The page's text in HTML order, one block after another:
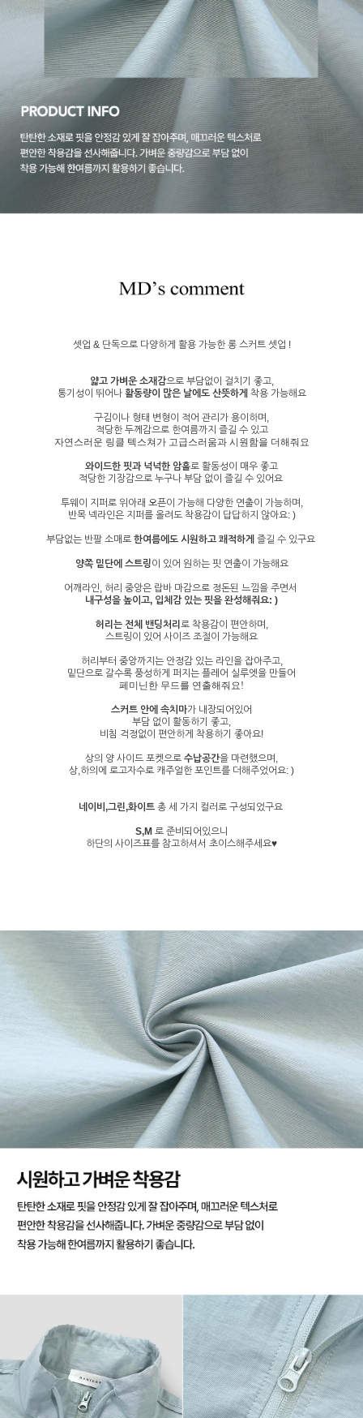
셋업 & 단독으로 다양하게 활용 가능한 롱 스커트 셋업 !
얇고 가벼운 소재감으로 부담없이 걸치기 좋고,
통기성이 뛰어나 활동량이 많은 날에도 산뜻하게 착용 가능해요
구김이나 형태 변형이 적어 관리가 용이하며,
적당한 두께감으로 한여름까지 즐길 수 있고
자연스러운 링클 텍스쳐가 고급스러움과 시원함을 더해줘요
와이드한 핏과 넉넉한 암홀로 활동성이 매우 좋고
적당한 기장감으로 누구나 부담 없이 즐길 수 있어요
투웨이 지퍼로 위아래 오픈이 가능해 다양한 연출이 가능하며,
반목 넥라인은 지퍼를 올려도 착용감이 답답하지 않아요: )
부담없는 반팔 소매로 한여름에도 시원하고 쾌적하게 즐길 수 있구요
양쪽 밑단에 스트링이 있어 원하는 핏 연출이 가능해요
어깨라인, 허리 중앙은 랍바 마감으로 정돈된 느낌을 주면서
내구성을 높이고, 입체감 있는 핏을 완성해줘요: )
허리는 전체 밴딩처리 로 착용감이 편안하며,
스트링이 있어 사이즈 조절이 가능해요
허리부터 중앙까지는 안정감 있는 라인을 잡아주고,
밑단으로 갈수록 풍성하게 퍼지는 플레어 실루엣을 만들어
페미닌한 무드를 연출해줘요!
스커트 안에 속치마가 내장되어있어
부담 없이 활동하기 좋고,
비침 걱정없이 편안하게 착용하기 좋아요!
상의 양 사이드 포켓으로 수납공간을 마련했으며,
상,하의에 로고자수로 캐주얼한 포인트를 더해주었어요: )
네이비,그린,화이트총 세 가지 컬러로 구성되었구요
S,M 로 준비되어있으니
하단의 사이즈표를 참고하셔서 초이스해주세요♥